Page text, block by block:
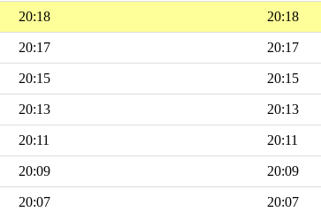
20:18 20:18
20:17 20:17
20:15 20:15
20:13 20:13
20:11 20:11
20:09 20:09
20:07 20:07